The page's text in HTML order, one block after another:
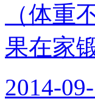
（体重
果在家
2014-